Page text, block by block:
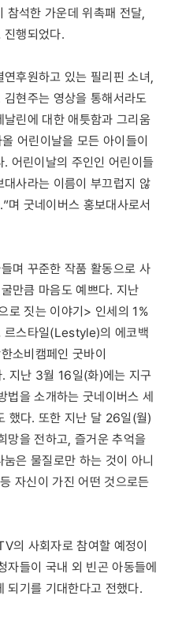
석한 가운데 위촉패 전달,
진행되었다.
후원하고 있는 필리핀 소녀,
현주는 영상을 통해서라도
린에 대한 애틋함과 그리움
어린이날을 모든 아이들이
어린이날의 주인인 어린이들
사라는 이름이 부끄럽지 않
며 굿네이버스 홍보대사로서
며 꾸준한 작품 활동으로 사
만큼 마음도 예쁘다. 지난
로 짓는 이야기> 인세의 1%
르스타일(Lestyle)의 에코백
소비캠페인 굿바이
지난 3월 16일(화)에는 지구
법을 소개하는 굿네이버스 세
했다. 또한 지난 달 26일(월)
망을 전하고, 즐거운 추억을
은 물질로만 하는 것이 아니
자신이 가진 어떤 것으로든
의 사회자로 참여할 예정이
자들이 국내 외 빈곤 아동들에
되기를 기대한다고 전했다.